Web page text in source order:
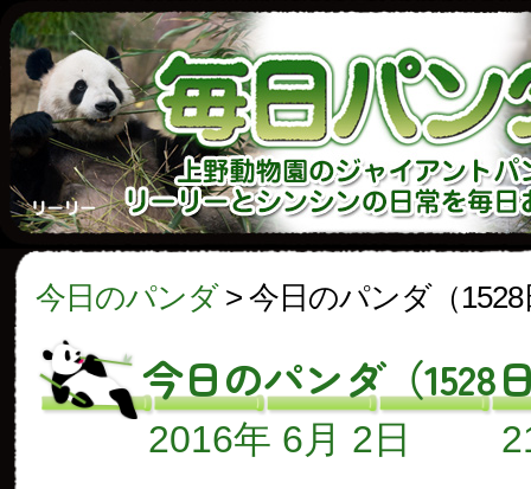
今日のパンダ> 今日のパンダ（1528
今日のパンダ（1528
2016年 6月 2日